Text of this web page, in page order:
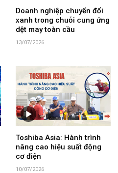
Doanh nghiệp chuyển đổi
xanh trong chuỗi cung ứng
dệt may toàn cầu
13/07/2026
Toshiba Asia: Hành trình
nâng cao hiệu suất động
cơ điện
10/07/2026